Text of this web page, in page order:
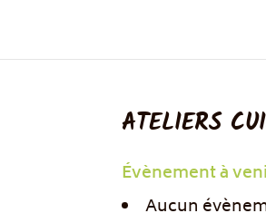
ATELIERS
Évènement à
Aucun